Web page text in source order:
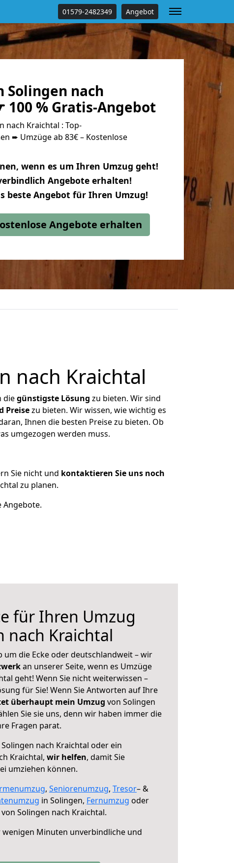
01579-2482349 Angebot
Solingen nach
% Gratis-Angebot
nach Kraichtal : Top-
➨ Umzüge ab 83€ – Kostenlose
wenn es um Ihren Umzug geht!
Angebote erhalten!
beste Angebot für Ihren Umzug!
Angebote erhalten
nach Kraichtal
diegünstigste Lösung zu bieten. Wir sind
Preisezu bieten. Wir wissen, wie wichtig es
Ihnen die besten Preise zu bieten. Ob
umgezogen werden muss.
Sie nicht und kontaktieren Sie uns noch
zu planen.
Angebote.
für Ihren Umzug
nach Kraichtal
um die Ecke oder deutschlandweit – wir
an unserer Seite, wenn es Umzüge
geht! Wenn Sie nicht weiterwissen –
für Sie! Wenn Sie Antworten auf Ihre
überhaupt mein Umzug von Solingen
Sie sie uns, denn wir haben immer die
Fragen parat.
nach Kraichtal oder ein
Kraichtal, wir helfen, damit Sie
umziehen können.
, Seniorenumzug, Tresor– &
in Solingen, Fernumzug oder
von Solingen nach Kraichtal.
wenigen Minuten unverbindliche und